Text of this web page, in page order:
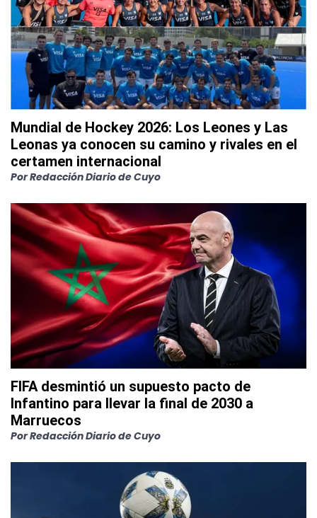
Mundial de Hockey 2026: Los Leones y Las
Leonas ya conocen su camino y rivales en el
certamen internacional
PorRedacción Diario de Cuyo
FIFA desmintió un supuesto pacto de
Infantino para llevar la final de 2030 a
Marruecos
PorRedacción Diario de Cuyo